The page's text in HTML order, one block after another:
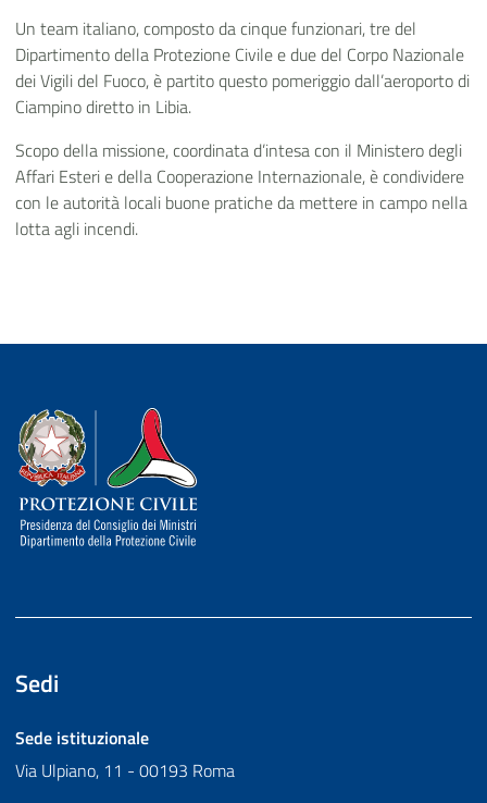
Un team italiano, composto da cinque funzionari, tre del
Dipartimento della Protezione Civile e due del Corpo Nazionale
dei Vigili del Fuoco, è partito questo pomeriggio dall’aeroporto di
Ciampino diretto in Libia.
Scopo della missione, coordinata d’intesa con il Ministero degli
Affari Esteri e della Cooperazione Internazionale, è condividere
con le autorità locali buone pratiche da mettere in campo nella
lotta agli incendi.
Dipartimento della Protezione Civile
Sedi
Sede istituzionale
Via Ulpiano, 11 - 00193 Roma